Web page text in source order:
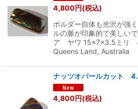
4,800円(税込)
ボルダー自体も光沢が強
ルの脈が印象的で美しい
ア ヤワ 15×7×3.5ミリ
Queens Land, Australia
ナッツオパールカット
4,800円(税込)